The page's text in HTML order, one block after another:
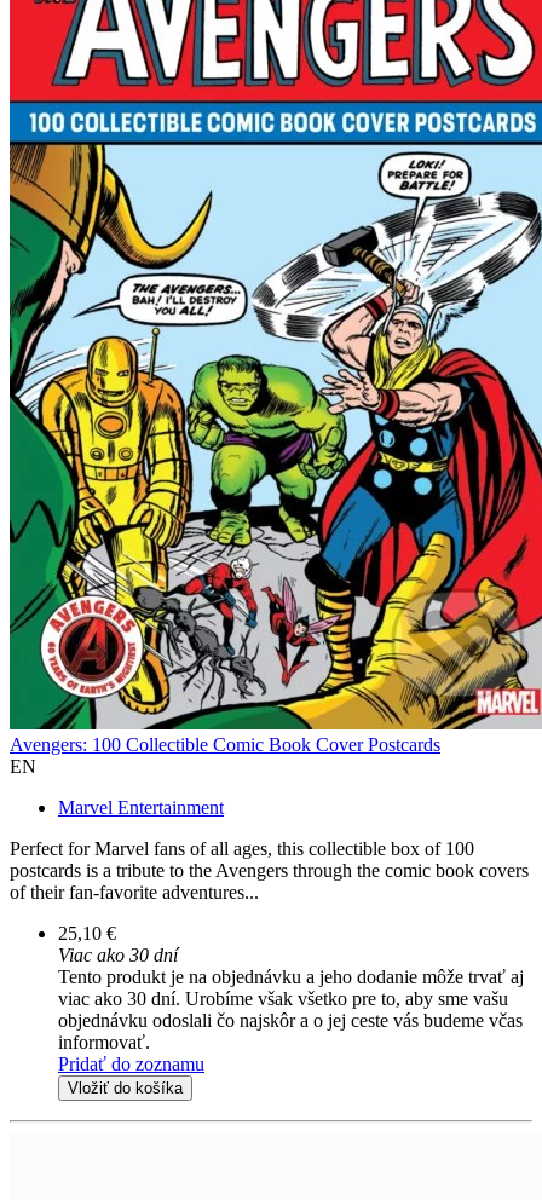
Avengers: 100 Collectible Comic Book Cover Postcards
EN
Marvel Entertainment
Perfect for Marvel fans of all ages, this collectible box of 100
postcards is a tribute to the Avengers through the comic book covers
of their fan-favorite adventures...
25,10 €
Viac ako 30 dní
Tento produkt je na objednávku a jeho dodanie môže trvať aj
viac ako 30 dní. Urobíme však všetko pre to, aby sme vašu
objednávku odoslali čo najskôr a o jej ceste vás budeme včas
informovať.
Pridať do zoznamu
Vložiť do košíka